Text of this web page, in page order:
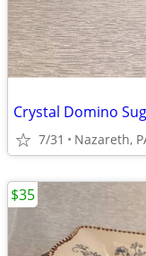
Crystal Domino
7/31 Nazareth,
$35